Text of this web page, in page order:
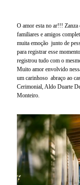
O amor esta no ar!!!
familiares e amigos
muita emoção junto de
para registrar esse
registrou tudo com o
Muito amor envolvido
um carinhoso abraço ao
Cerimonial, Aldo Duarte
Monteiro.